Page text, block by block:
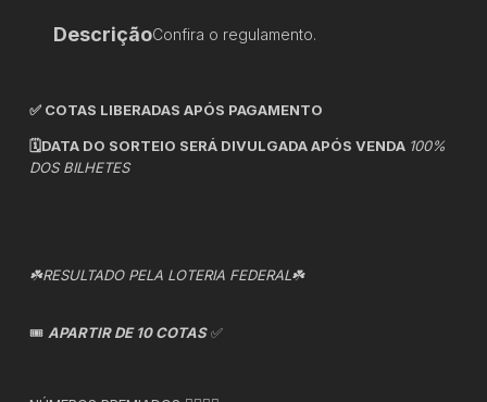
DescriçãoConfira o regulamento.
✅ COTAS LIBERADAS APÓS PAGAMENTO
🗓️DATA DO SORTEIO SERÁ DIVULGADA APÓS VENDA 100%
DOS BILHETES
☘️RESULTADO PELA LOTERIA FEDERAL☘️
🎟️ APARTIR DE 10 COTAS✅